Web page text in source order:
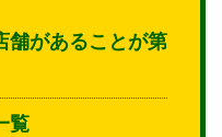
があることが第
覧